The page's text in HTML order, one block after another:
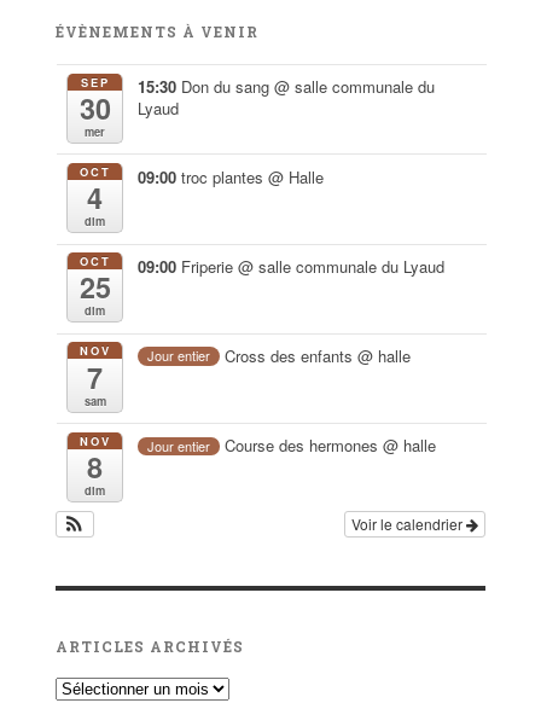
ÉVÈNEMENTS À VENIR
SEP
30
mer
15:30 Don du sang@ salle communale du
Lyaud
OCT
4
dim
09:00troc plantes@ Halle
OCT
25
dim
09:00 Friperie@ salle communale du Lyaud
NOV
7
sam
Jour entier Cross des enfants @ halle
NOV
8
dim
Jour entier Course des hermones @ halle
Voir le calendrier
ARTICLES ARCHIVÉS